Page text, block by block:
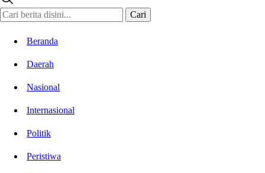
Cari
Beranda
Daerah
Nasional
Internasional
Politik
Peristiwa